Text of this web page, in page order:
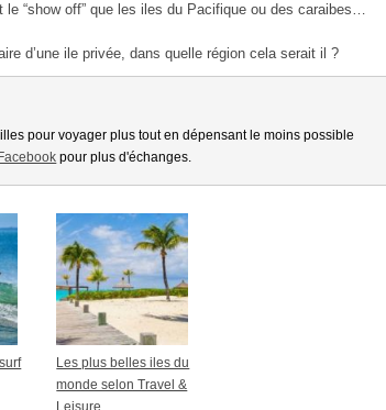
le “show off” que les iles du Pacifique ou des caraibes…
d’une ile privée, dans quelle région cela serait il ?
pour voyager plus tout en dépensant le moins possible
Facebook pour plus d'échanges.
Les plus belles iles du
monde selon Travel &
Leisure